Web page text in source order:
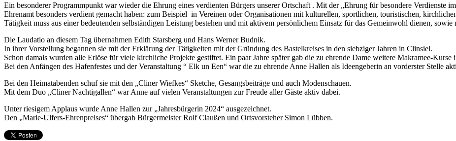
Ein besonderer Programmpunkt war wieder die Ehrung eines verdienten Bürgers unserer Ortschaft . Mit der „Ehrung für besondere Verdienste
Ehrenamt besonders verdient gemacht haben: zum Beispiel in Vereinen oder Organisationen mit kulturellen, sportlichen, touristischen,
Tätigkeit muss aus einer bedeutenden selbständigen Leistung bestehen und mit aktivem persönlichem Einsatz für das Gemeinwohl dienen,
Die Laudatio an diesem Tag übernahmen Edith Starsberg und Hans Werner Budnik.
In ihrer Vorstellung begannen sie mit der Erklärung der Tätigkeiten mit der Gründung des Bastelkreises in den siebziger Jahren in Clinsiel.
Schon damals wurden alle Erlöse für viele kirchliche Projekte gestiftet. Ein paar Jahre später gab die zu ehrende Dame weitere Makramee-Kurse
Bei den Anfängen des Hafenfestes und der Veranstaltung “ Elk un Een“ war die zu ehrende Anne Hallen als Ideengeberin an vorderster Stelle
Bei den Heimatabenden schuf sie mit den „Cliner Wiefkes“ Sketche, Gesangsbeiträge und auch Modenschauen.
Mit dem Duo „Cliner Nachtigallen“ war Anne auf vielen Veranstaltungen zur Freude aller Gäste aktiv dabei.
Unter riesigem Applaus wurde Anne Hallen zur „Jahresbürgerin 2024“ ausgezeichnet.
Den „Marie-Ulfers-Ehrenpreises“ übergab Bürgermeister Rolf Claußen und Ortsvorsteher Simon Lübben.